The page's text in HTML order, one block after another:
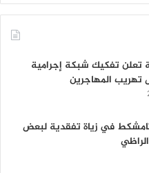
تعلن تفكيك شبكة إجرامية
المهاجرين
في زياة تفقدية لبعض